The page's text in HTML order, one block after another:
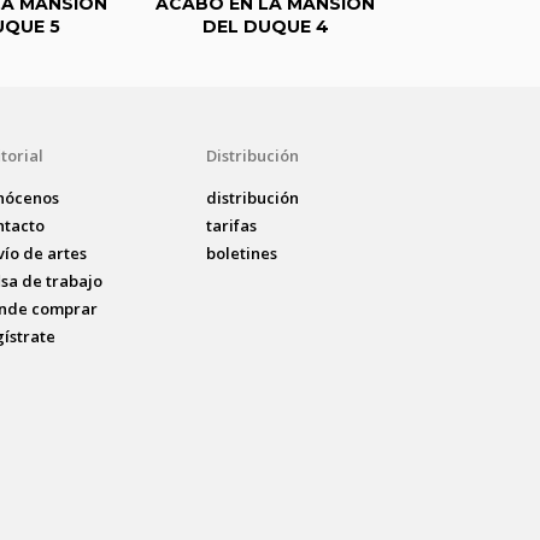
5
DEL DUQUE 4
de artes
de trabajo
comprar
Distribución
distribución
tarifas
boletines